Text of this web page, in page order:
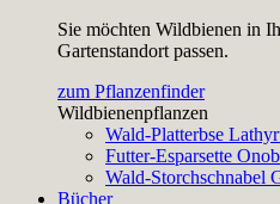
Sie möchten Wildbienen in
Gartenstandort passen.
zum Pflanzenfinder
Wildbienenpflanzen
Wald-Platterbse
Futter-Esparsette
Wald-Storchschnabel
Bücher